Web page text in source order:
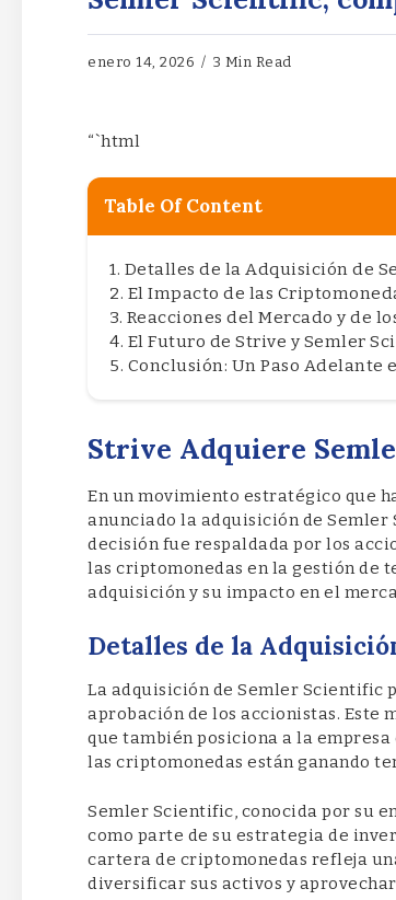
enero 14, 2026 3 Min Read
“`html
Table Of Content
Detalles de la Adquisición de
El Impacto de las
Reacciones del Mercado y de
El Futuro de Strive y Semler
Conclusión: Un Paso
Strive Adquiere
En un movimiento estratégico que
anunciado la adquisición de Semler
decisión fue respaldada por los
las criptomonedas en la gestión de
adquisición y su impacto en el
Detalles de la
La adquisición de Semler Scientific
aprobación de los accionistas. Este
que también posiciona a la
las criptomonedas están ganando
Semler Scientific, conocida por su
como parte de su estrategia de
cartera de criptomonedas refleja
diversificar sus activos y